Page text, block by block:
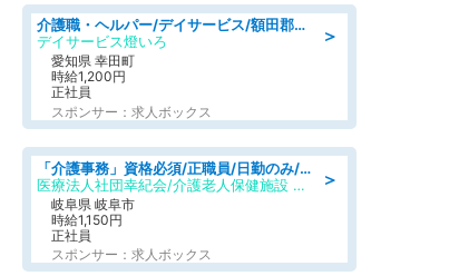
＞
介護職・ヘルパー/デイサービス/額田郡幸田町/JR東海道本線 幸田/愛知県
デイサービス燈いろ
愛知県 幸田町
時給1,200円
正社員
スポンサー：求人ボックス
＞
「介護事務」資格必須/正職員/日勤のみ/介護老人保健施設
医療法人社団幸紀会/介護老人保健施設 グリーンビラ安江
岐阜県 岐阜市
時給1,150円
正社員
スポンサー：求人ボックス